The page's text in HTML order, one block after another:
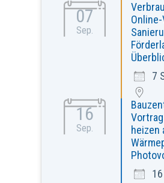
07
Sep.
7
16
Sep.
heizen